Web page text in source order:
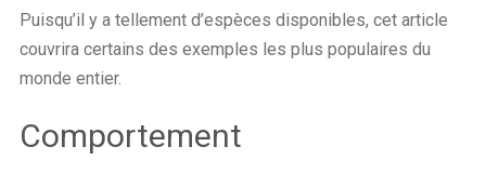
Puisqu’il y a tellement d’espèces disponibles, cet article
couvrira certains des exemples les plus populaires du
monde entier.
Comportement